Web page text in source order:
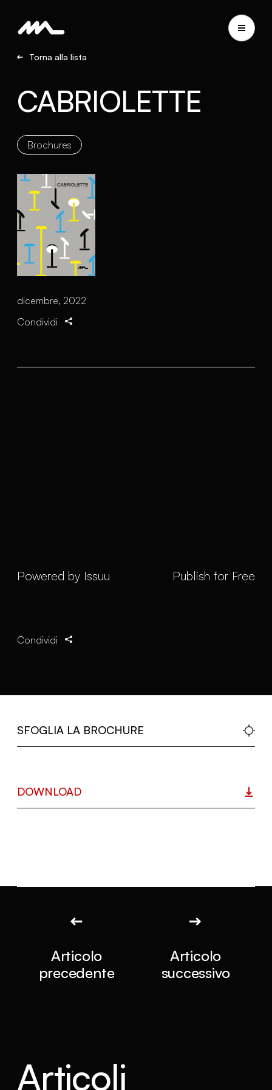
Torna alla lista
CABRIOLETTE
Brochures
dicembre, 2022
Condividi
Powered by Issuu Publish for Free
Condividi
SFOGLIA LA BROCHURE
DOWNLOAD
Articolo
precedente
Articolo
successivo
Articoli